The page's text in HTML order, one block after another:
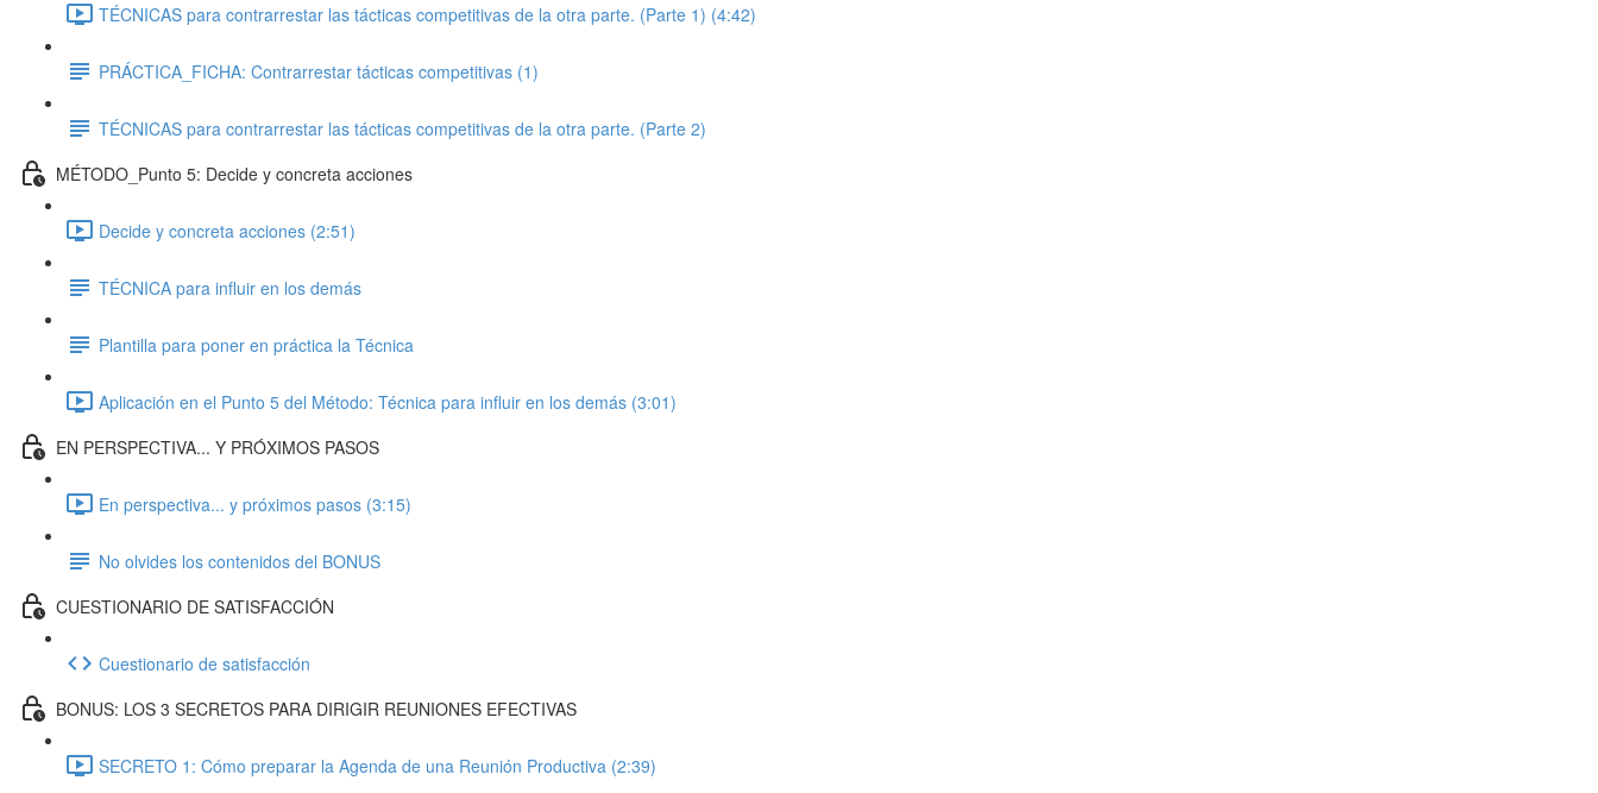
TÉCNICAS para contrarrestar las tácticas competitivas de la otra parte. (Parte 1) (4:42)
PRÁCTICA_FICHA: Contrarrestar tácticas competitivas (1)
TÉCNICAS para contrarrestar las tácticas competitivas de la otra parte. (Parte 2)
MÉTODO_Punto 5: Decide y concreta acciones
Decide y concreta acciones (2:51)
TÉCNICA para influir en los demás
Plantilla para poner en práctica la Técnica
Aplicación en el Punto 5 del Método: Técnica para influir en los demás (3:01)
EN PERSPECTIVA... Y PRÓXIMOS PASOS
En perspectiva... y próximos pasos (3:15)
No olvides los contenidos del BONUS
CUESTIONARIO DE SATISFACCIÓN
Cuestionario de satisfacción
BONUS: LOS 3 SECRETOS PARA DIRIGIR REUNIONES EFECTIVAS
SECRETO 1: Cómo preparar la Agenda de una Reunión Productiva (2:39)